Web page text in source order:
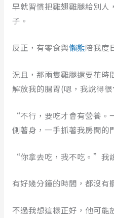
早就習慣把雞翅雞腿給別人
子。
反正，有零食與懶熊陪我度
況且，那兩隻雞腿還要花時
解放我的腸胃(嗯，我說得很
“不行，要吃才會有營養
側著身，一手抓著我房間的
“你拿去吃，我不吃。”我
有好幾分鐘的時間，都沒有
不過我想這樣正好，他可能